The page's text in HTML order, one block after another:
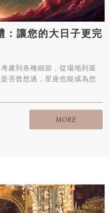
：讓您的大日子更完
慮到各種細節，從場地到菜
否曾想過，星座也能成為您
MORE